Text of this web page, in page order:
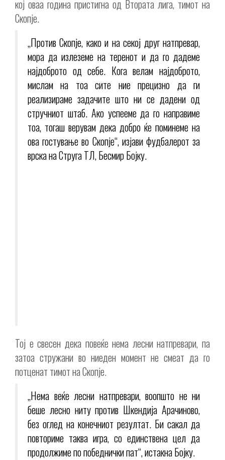
кој оваа година пристигна од Втората лига, тимот на
Скопје.
„Против Скопје, како и на секој друг натпревар,
мора да излеземе на теренот и да го дадеме
најдоброто од себе. Кога велам најдоброто,
мислам на тоа сите ние прецизно да ги
реализираме задачите што ни се дадени од
стручниот штаб. Ако успееме да го направиме
тоа, тогаш верувам дека добро ќе поминеме на
ова гостување во Скопје“, изјави фудбалерот за
врска на Струга ТЛ, Бесмир Бојку.
Тој е свесен дека повеќе нема лесни натпревари, па
затоа стружани во ниеден момент не смеат да го
потценат тимот на Скопје.
„Нема веќе лесни натпревари, воопшто не ни
беше лесно ниту против Шкендија Арачиново,
без оглед на конечниот резултат. Би сакал да
повториме таква игра, со единствена цел да
продолжиме по победнички пат“, истакна Бојку.